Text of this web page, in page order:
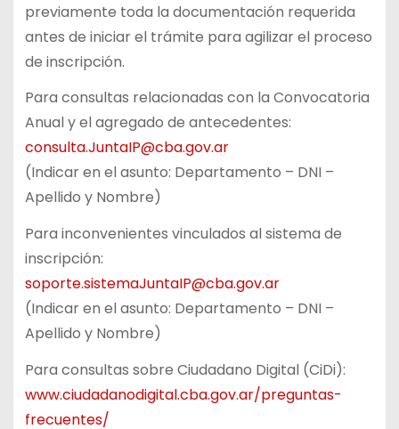
previamente toda la documentación requerida
antes de iniciar el trámite para agilizar el proceso
de inscripción.
Para consultas relacionadas con la Convocatoria
Anual y el agregado de antecedentes:
consulta.JuntaIP@cba.gov.ar
(Indicar en el asunto: Departamento – DNI –
Apellido y Nombre)
Para inconvenientes vinculados al sistema de
inscripción:
soporte.sistemaJuntaIP@cba.gov.ar
(Indicar en el asunto: Departamento – DNI –
Apellido y Nombre)
Para consultas sobre Ciudadano Digital (CiDi):
www.ciudadanodigital.cba.gov.ar/preguntas-
frecuentes/